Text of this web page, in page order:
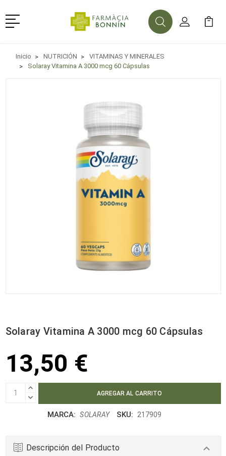
Menú
BuscarMi Cuenta
Mi
Inicio NUTRICIÓN
VITAMINAS Y MINERALES
Solaray Vitamina A 3000 mcg 60 Cápsulas
Solaray Vitamina A 3000 mcg 60 Cápsulas
13,50 €
AUMENTAR
CANTIDAD:
DISMINUIR
MARCA: SOLARAY SKU: 217909
Descripción del Producto